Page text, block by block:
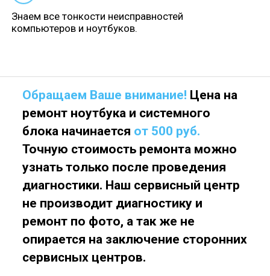
Знаем все тонкости неисправностей
компьютеров и ноутбуков.
Обращаем Ваше внимание! Цена на
ремонт ноутбука и системного
блока начинается от 500 руб.
Точную стоимость ремонта можно
узнать только после проведения
диагностики. Наш сервисный центр
не производит диагностику и
ремонт по фото, а так же не
опирается на заключение сторонних
сервисных центров.